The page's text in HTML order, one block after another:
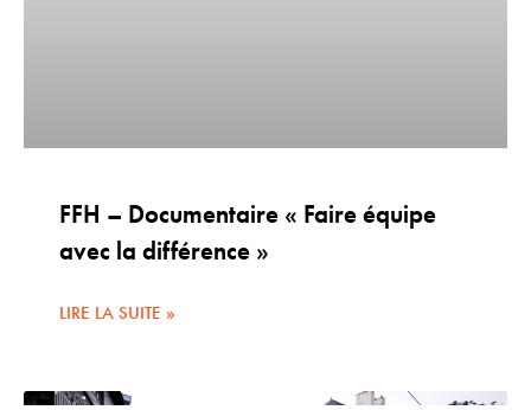
FFH – Documentaire « Faire équipe
avec la différence »
LIRE LA SUITE »